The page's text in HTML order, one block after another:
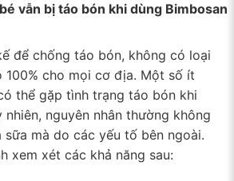
vẫn bị táo bón khi dùng Bimbosan
để chống táo bón, không có loại
100% cho mọi cơ địa. Một số ít
thể gặp tình trạng táo bón khi
nhiên, nguyên nhân thường không
mà do các yếu tố bên ngoài.
xem xét các khả năng sau: